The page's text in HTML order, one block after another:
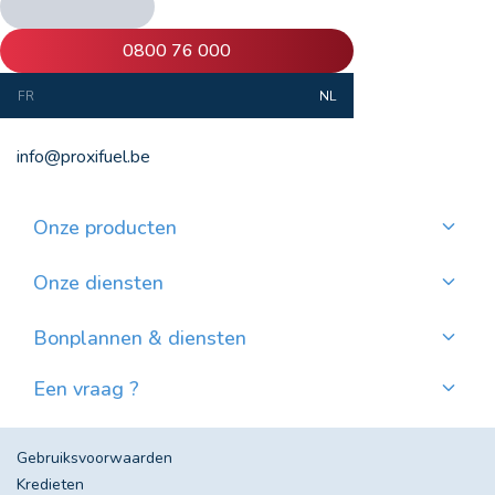
0800 76 000
FR NL
BCE: 0407.234.704
VAT: BE0407.234.704
info@proxifuel.be
Onze producten
Kwalitatievepellets bestellen
Onze diensten
Waar pellets vinden?
Bonplannen & diensten
Evolutie van de Mazoutprijs in België
Een vraag ?
Gebruiksvoorwaarden
Kredieten